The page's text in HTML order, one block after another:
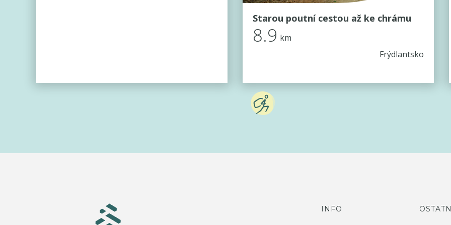
Starou poutní cestou až ke chrámu
8.9 km
Frýdlantsko
INFO